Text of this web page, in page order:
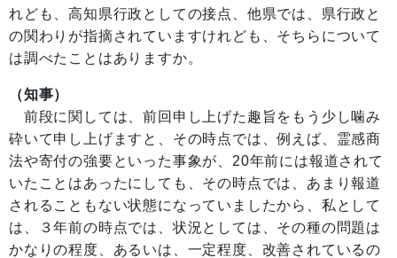
れども、高知県行政としての接点、他県では、県行政と
の関わりが指摘されていますけれども、そちらについて
は調べたことはありますか。
（知事）
前段に関しては、前回申し上げた趣旨をもう少し噛み
砕いて申し上げますと、その時点では、例えば、霊感商
法や寄付の強要といった事象が、20年前には報道されて
いたことはあったにしても、その時点では、あまり報道
されることもない状態になっていましたから、私として
は、３年前の時点では、状況としては、その種の問題は
かなりの程度、あるいは、一定程度、改善されているの